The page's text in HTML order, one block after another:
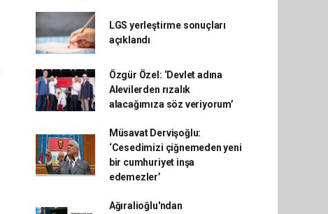
LGS yerleştirme sonuçları
açıklandı
Özgür Özel: ‘Devlet adına
Alevilerden rızalık
alacağımıza söz veriyorum’
Müsavat Dervişoğlu:
‘Cesedimizi çiğnemeden yeni
bir cumhuriyet inşa
edemezler’
Ağıralioğlu'ndan